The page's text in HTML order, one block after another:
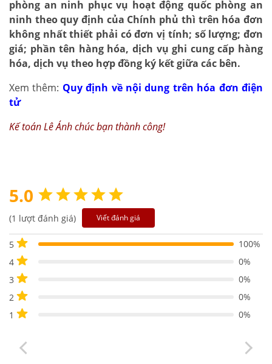
phòng an ninh phục vụ hoạt động quốc phòng an
ninh theo quy định của Chính phủ thì trên hóa đơn
không nhất thiết phải có đơn vị tính; số lượng; đơn
giá; phần tên hàng hóa, dịch vụ ghi cung cấp hàng
hóa, dịch vụ theo hợp đồng ký kết giữa các bên.
Xem thêm: Quy định về nội dung trên hóa đơn điện
tử
Kế toán Lê Ánhchúc bạn thành công!
5.0
(1 lượt đánh giá) Viết đánh giá
5
100%
4
0%
3
0%
2
0%
1
0%